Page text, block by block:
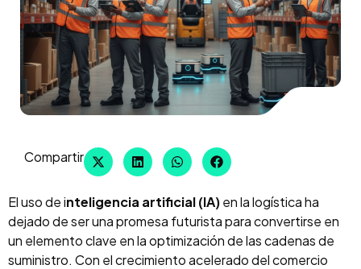
Compartir
El uso de inteligencia artificial (IA)en la logística ha
dejado de ser una promesa futurista para convertirse en
un elemento clave en la optimización de las cadenas de
suministro. Con el crecimiento acelerado del comercio